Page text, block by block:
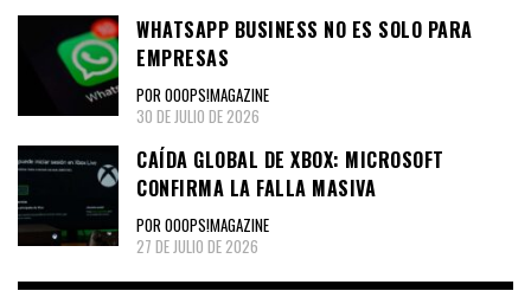
WHATSAPP BUSINESS NO ES SOLO PARA
EMPRESAS
POR OOOPS!MAGAZINE
30 DE JULIO DE 2026
CAÍDA GLOBAL DE XBOX: MICROSOFT
CONFIRMA LA FALLA MASIVA
POR OOOPS!MAGAZINE
27 DE JULIO DE 2026